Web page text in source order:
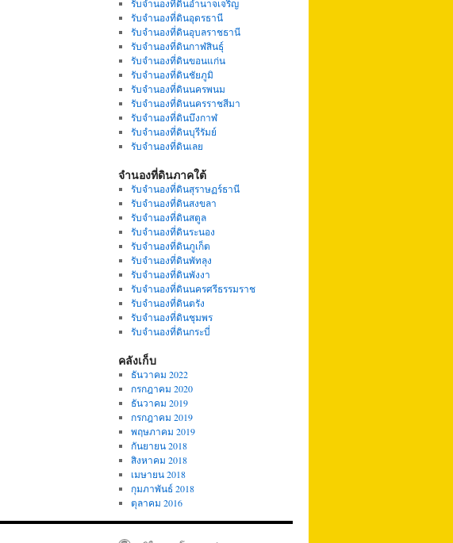
รับจำนองที่ดินอำนาจเจริญ
รับจำนองที่ดินอุดรธานี
รับจำนองที่ดินอุบลราชธานี
รับจำนองที่ดินกาฬสินธุ์
รับจำนองที่ดินขอนแก่น
รับจำนองที่ดินชัยภูมิ
รับจำนองที่ดินนครพนม
รับจำนองที่ดินนครราชสีมา
รับจำนองที่ดินบึงกาฬ
รับจำนองที่ดินบุรีรัมย์
รับจำนองที่ดินเลย
จำนองที่ดินภาคใต้
รับจำนองที่ดินสุราษฏร์ธานี
รับจำนองที่ดินสงขลา
รับจำนองที่ดินสตูล
รับจำนองที่ดินระนอง
รับจำนองที่ดินภูเก็ต
รับจำนองที่ดินพัทลุง
รับจำนองที่ดินพังงา
รับจำนองที่ดินนครศรีธรรมราช
รับจำนองที่ดินตรัง
รับจำนองที่ดินชุมพร
รับจำนองที่ดินกระบี่
คลังเก็บ
ธันวาคม 2022
กรกฎาคม 2020
ธันวาคม 2019
กรกฎาคม 2019
พฤษภาคม 2019
กันยายน 2018
สิงหาคม 2018
เมษายน 2018
กุมภาพันธ์ 2018
ตุลาคม 2016